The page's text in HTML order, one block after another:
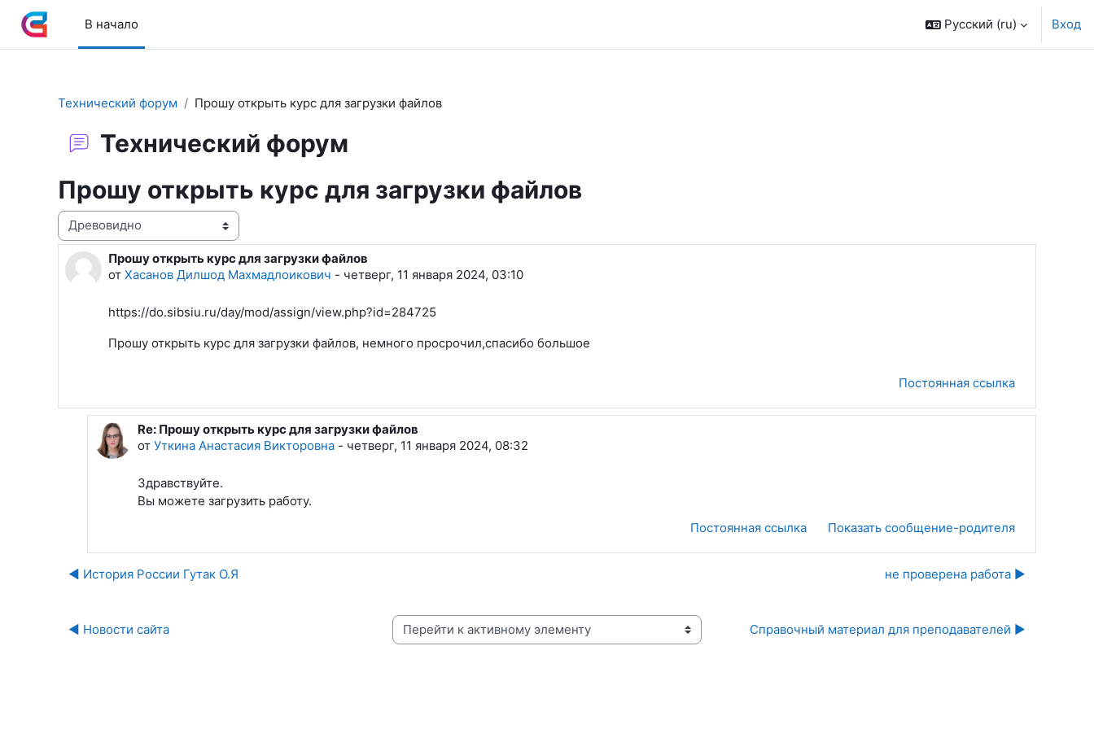
Перейти к основному содержанию
В начало
Русский ‎(ru)‎ Вход
Технический форум Прошу открыть курс для загрузки файлов
Технический форум
Прошу открыть курс для загрузки файлов
Режим отображения
Прошу открыть курс для загрузки файлов
от Хасанов Дилшод Махмадлоикович - четверг, 11 января 2024, 03:10
Количество ответов: 1
https://do.sibsiu.ru/day/mod/assign/view.php?id=284725
Прошу открыть курс для загрузки файлов, немного просрочил,спасибо большое
Постоянная ссылка
В ответ на Хасанов Дилшод Махмадлоикович
Re: Прошу открыть курс для загрузки файлов
отУткина Анастасия Викторовна - четверг, 11 января 2024, 08:32
Здравствуйте.
Вы можете загрузить работу.
Постоянная ссылка
Показать сообщение-родителя
◀︎ История России Гутак О.Я не проверена работа ▶︎
◀︎ Новости сайта Перейти к активному элементу Справочный материал для преподавателей ▶︎